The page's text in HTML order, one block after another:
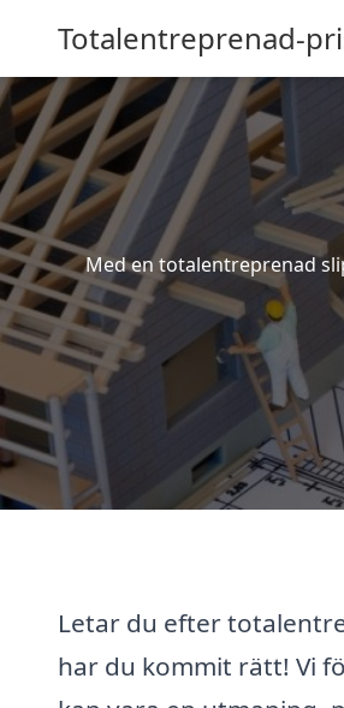
Totalentreprenad-
Med en totalentreprenad
Letar du efter
har du kommit rätt! Vi